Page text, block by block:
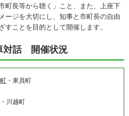
町長等から聴く」こと、また、上座下
ージを大切にし、知事と市町長の自由
すことを目的として開催します。
対話 開催状況
・東員町
川越町